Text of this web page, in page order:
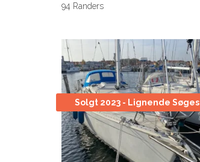
94 Randers
Solgt 2023 - Lignende Søges